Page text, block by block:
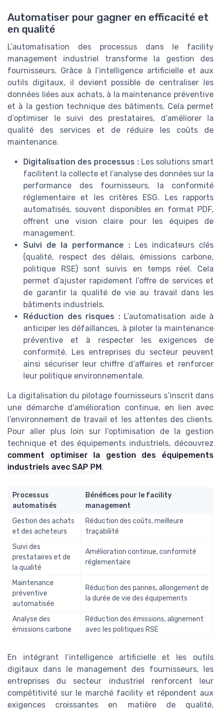
Automatiser pour gagner en efficacité et
en qualité
L’automatisation des processus dans le facility
management industriel transforme la gestion des
fournisseurs. Grâce à l’intelligence artificielle et aux
outils digitaux, il devient possible de centraliser les
données liées aux achats, à la maintenance préventive
et à la gestion technique des bâtiments. Cela permet
d’optimiser le suivi des prestataires, d’améliorer la
qualité des services et de réduire les coûts de
maintenance.
Digitalisation des processus :Les solutions smart
facilitent la collecte et l’analyse des données sur la
performance des fournisseurs, la conformité
réglementaire et les critères ESG. Les rapports
automatisés, souvent disponibles en format PDF,
offrent une vision claire pour les équipes de
management.
Suivi de la performance : Les indicateurs clés
(qualité, respect des délais, émissions carbone,
politique RSE) sont suivis en temps réel. Cela
permet d’ajuster rapidement l’offre de services et
de garantir la qualité de vie au travail dans les
bâtiments industriels.
Réduction des risques :L’automatisation aide à
anticiper les défaillances, à piloter la maintenance
préventive et à respecter les exigences de
conformité. Les entreprises du secteur peuvent
ainsi sécuriser leur chiffre d’affaires et renforcer
leur politique environnementale.
La digitalisation du pilotage fournisseurs s’inscrit dans
une démarche d’amélioration continue, en lien avec
l’environnement de travail et les attentes des clients.
Pour aller plus loin sur l’optimisation de la gestion
technique et des équipements industriels, découvrez
comment optimiser la gestion des équipements
industriels avec SAP PM.
Processus
automatisés
Bénéfices pour le facility
management
Gestion des achats
et des acheteurs
Réduction des coûts, meilleure
traçabilité
Suivi des
prestataires et de
la qualité
Amélioration continue, conformité
réglementaire
Maintenance
préventive
automatisée
Réduction des pannes, allongement de
la durée de vie des équipements
Analyse des
émissions carbone
Réduction des émissions, alignement
avec les politiques RSE
En intégrant l’intelligence artificielle et les outils
digitaux dans le management des fournisseurs, les
entreprises du secteur industriel renforcent leur
compétitivité sur le marché facility et répondent aux
exigences croissantes en matière de qualité,